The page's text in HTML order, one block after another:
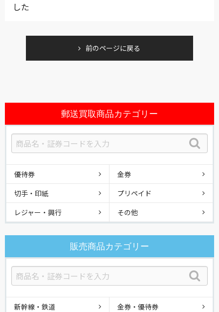
した
前のページに戻る
郵送買取商品カテゴリー
優待券
金券
切手・印紙
プリペイド
レジャー・興行
その他
販売商品カテゴリー
新幹線・鉄道
金券・優待券